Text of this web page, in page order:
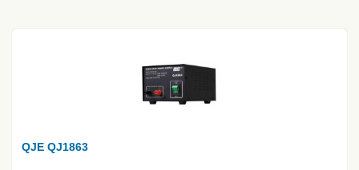
QJE QJ1863